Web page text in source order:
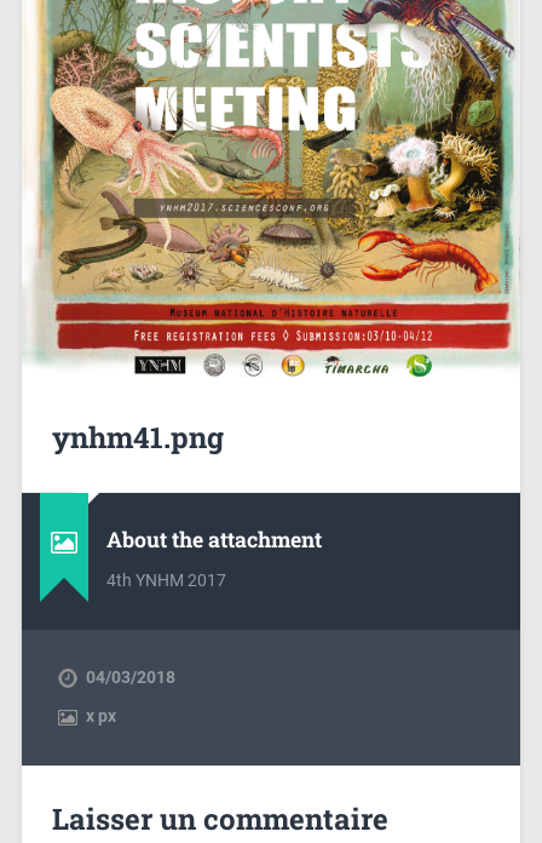
ynhm41.png
About the attachment
4th YNHM 2017
04/03/2018
xpx
Laisser un commentaire